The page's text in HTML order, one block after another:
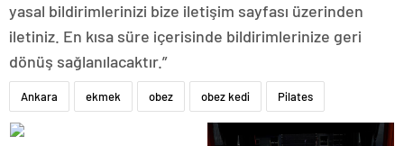
yasal bildirimlerinizi bize iletişim sayfası üzerinden
iletiniz. En kısa süre içerisinde bildirimlerinize geri
dönüş sağlanılacaktır.”
Ankara ekmek obez obez kedi Pilates